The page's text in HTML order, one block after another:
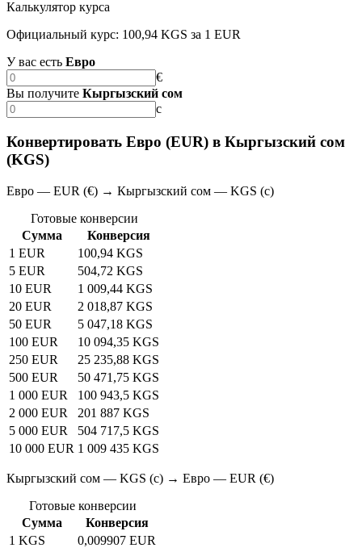
Калькулятор курса
Официальный курс: 100,94 KGS за 1 EUR
У вас есть Евро
€
Вы получите Кыргызский сом
с
Конвертировать Евро (EUR) в Кыргызский сом
(KGS)
Евро — EUR (€) → Кыргызский сом — KGS (с)
Готовые конверсии
Сумма
Конверсия
1 EUR
100,94 KGS
5 EUR
504,72 KGS
10 EUR
1 009,44 KGS
20 EUR
2 018,87 KGS
50 EUR
5 047,18 KGS
100 EUR
10 094,35 KGS
250 EUR
25 235,88 KGS
500 EUR
50 471,75 KGS
1 000 EUR
100 943,5 KGS
2 000 EUR
201 887 KGS
5 000 EUR
504 717,5 KGS
10 000 EUR 1 009 435 KGS
Кыргызский сом — KGS (с) → Евро — EUR (€)
Готовые конверсии
Сумма
Конверсия
1 KGS
0,009907 EUR